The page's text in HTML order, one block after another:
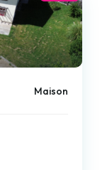
Maison